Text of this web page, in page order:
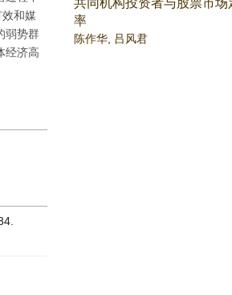
效和媒
弱势群
经济高
率
陈作华, 吕风君